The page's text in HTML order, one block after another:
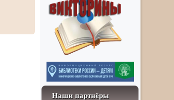
Наши партнёры